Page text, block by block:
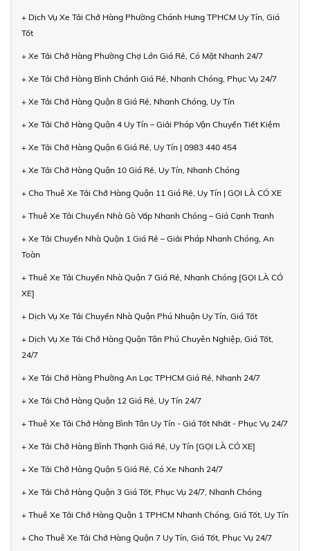
+ Dịch Vụ Xe Tải Chở Hàng Phường Chánh Hưng TPHCM Uy Tín, Giá
Tốt
+ Xe Tải Chở Hàng Phường Chợ Lớn Giá Rẻ, Có Mặt Nhanh 24/7
+ Xe Tải Chở Hàng Bình Chánh Giá Rẻ, Nhanh Chóng, Phục Vụ 24/7
+ Xe Tải Chở Hàng Quận 8 Giá Rẻ, Nhanh Chóng, Uy Tín
+ Xe Tải Chở Hàng Quận 4 Uy Tín – Giải Pháp Vận Chuyển Tiết Kiệm
+ Xe Tải Chở Hàng Quận 6 Giá Rẻ, Uy Tín | 0983 440 454
+ Xe Tải Chở Hàng Quận 10 Giá Rẻ, Uy Tín, Nhanh Chóng
+ Cho Thuê Xe Tải Chở Hàng Quận 11 Giá Rẻ, Uy Tín | GỌI LÀ CÓ XE
+ Thuê Xe Tải Chuyển Nhà Gò Vấp Nhanh Chóng – Giá Cạnh Tranh
+ Xe Tải Chuyển Nhà Quận 1 Giá Rẻ – Giải Pháp Nhanh Chóng, An
Toàn
+ Thuê Xe Tải Chuyển Nhà Quận 7 Giá Rẻ, Nhanh Chóng [GỌI LÀ CÓ
XE]
+ Dịch Vụ Xe Tải Chuyển Nhà Quận Phú Nhuận Uy Tín, Giá Tốt
+ Dịch Vụ Xe Tải Chở Hàng Quận Tân Phú Chuyên Nghiệp, Giá Tốt,
24/7
+ Xe Tải Chở Hàng Phường An Lạc TPHCM Giá Rẻ, Nhanh 24/7
+ Xe Tải Chở Hàng Quận 12 Giá Rẻ, Uy Tín 24/7
+ Thuê Xe Tải Chở Hàng Bình Tân Uy Tín - Giá Tốt Nhất - Phục Vụ 24/7
+ Xe Tải Chở Hàng Bình Thạnh Giá Rẻ, Uy Tín [GỌI LÀ CÓ XE]
+ Xe Tải Chở Hàng Quận 5 Giá Rẻ, Có Xe Nhanh 24/7
+ Xe Tải Chở Hàng Quận 3 Giá Tốt, Phục Vụ 24/7, Nhanh Chóng
+ Thuê Xe Tải Chở Hàng Quận 1 TPHCM Nhanh Chóng, Giá Tốt, Uy Tín
+ Cho Thuê Xe Tải Chở Hàng Quận 7 Uy Tín, Giá Tốt, Phục Vụ 24/7